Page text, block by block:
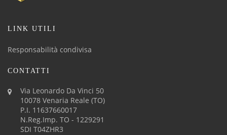
LINK UTILI
Responsabilità condivisa
CONTATTI
Via Leonardo Da Vinci 50
10078 Venaria Reale (TO)
P.I. 11637660017
N.Reg.Imp. TO - 1229291
SDI T04ZHR3